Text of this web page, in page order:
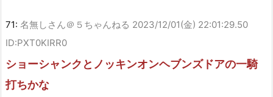
71: 名無しさん＠５ちゃんねる 2023/12/01(金) 22:01:29.50
ID:PXT0KIRR0
ショーシャンクとノッキンオンヘブンズドアの一騎
打ちかな